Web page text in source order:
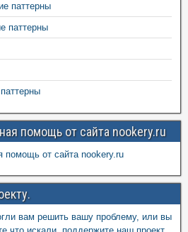
паттерны
паттерны
помощь от сайта nookery.ru
помощь от сайта nookery.ru
вам решить вашу проблему, или вы